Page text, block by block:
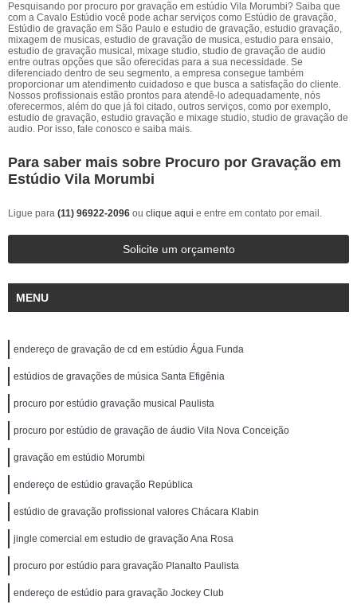
Pesquisando por procuro por gravação em estúdio Vila Morumbi? Saiba que
com a Cavalo Estúdio você pode achar serviços como Estúdio de gravação,
Estúdio de gravação em São Paulo e estudio de gravação, estudio gravação,
mixagem de musicas, estudio de gravação de musica, estudio para ensaio,
estudio de gravação musical, mixage studio, studio de gravação de audio
entre outras opções que são oferecidas para a sua necessidade. Se
diferenciado dentro de seu segmento, a empresa consegue também
proporcionar um atendimento cuidadoso e que busca a satisfação do cliente.
Nossos profissionais estão prontos para atendê-lo adequadamente, nós
oferecermos, além do que já foi citado, outros serviços, como por exemplo,
estudio de gravação, estudio gravação e mixage studio, studio de gravação de
audio. Por isso, fale conosco e saiba mais.
Para saber mais sobre Procuro por Gravação em
Estúdio Vila Morumbi
Ligue para (11) 96922-2096 ou clique aqui e entre em contato por email.
Solicite um orçamento
MENU
endereço de gravação de cd em estúdio Água Funda
estúdios de gravações de música Santa Efigênia
procuro por estúdio gravação musical Paulista
procuro por estúdio de gravação de áudio Vila Nova Conceição
gravação em estúdio Morumbi
endereço de estúdio gravação República
estúdio de gravação profissional valores Chácara Klabin
jingle comercial em estudio de gravação Ana Rosa
procuro por estúdio para gravação Planalto Paulista
endereço de estúdio para gravação Jockey Club